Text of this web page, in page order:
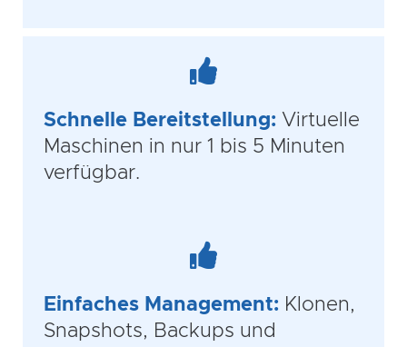
Schnelle Bereitstellung: Virtuelle
Maschinen in nur 1 bis 5 Minuten
verfügbar.
Einfaches Management: Klonen,
Snapshots, Backups und